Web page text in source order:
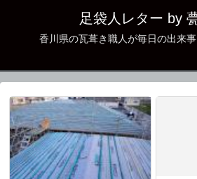
足袋人レター by
香川県の瓦葺き職人が毎日の出来
現場日記
新作瓦
古瓦
足袋人の仲間